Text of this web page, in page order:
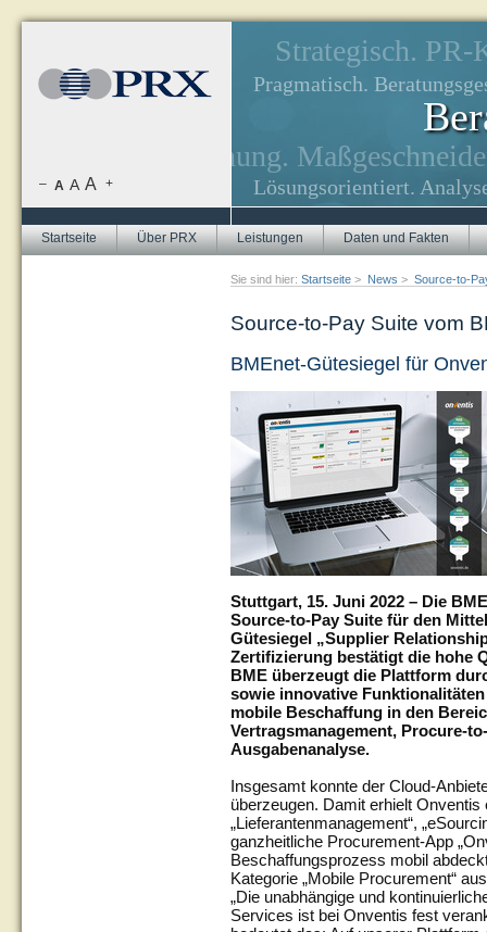
Startseite Über PRX Leistungen Daten und Fakten
Sie sind hier: Startseite > News > Source-to-
Source-to-Pay Suite vom
BMEnet-Gütesiegel für
Stuttgart, 15. Juni 2022 – Die
Source-to-Pay Suite für den
Gütesiegel „Supplier
Zertifizierung bestätigt die hohe
BME überzeugt die Plattform
sowie innovative
mobile Beschaffung in den
Vertragsmanagement, Procure-
Ausgabenanalyse.
Insgesamt konnte der Cloud-
überzeugen. Damit erhielt Onventis
„Lieferantenmanagement“,
ganzheitliche Procurement-App
Beschaffungsprozess mobil
Kategorie „Mobile Procurement“
„Die unabhängige und
Services ist bei Onventis fest
Strategisch. PR-
Pragmatisch.
Lösungsorientiert.
Zielerreichung.
Strategien.
– A A A +